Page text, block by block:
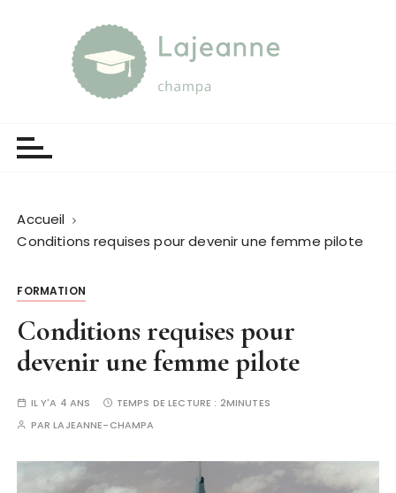
Accueil
Conditions requises pour devenir une femme pilote
FORMATION
Conditions requises pour
devenir une femme pilote
IL Y'A 4 ANS TEMPS DE LECTURE : 2MINUTES
PARLAJEANNE-CHAMPA